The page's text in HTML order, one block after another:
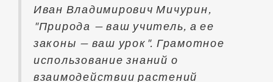
Иван Владимирович Мичурин,
"Природа — ваш учитель, а ее
законы — ваш урок". Грамотное
использование знаний о
взаимодействии растений